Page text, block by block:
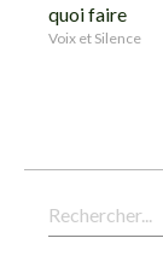
quoi faire
Voix et Silence
Rechercher